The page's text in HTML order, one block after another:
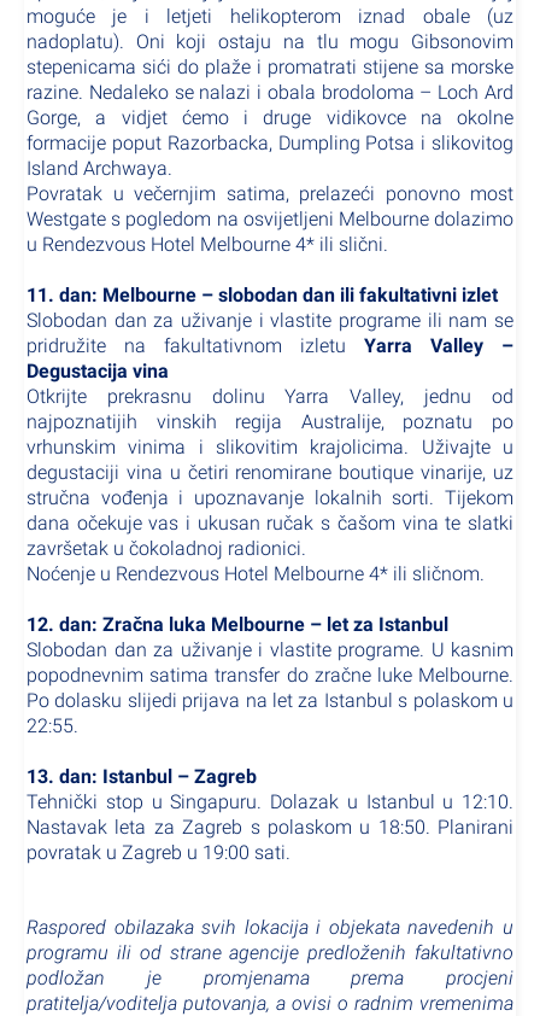
moguće je i letjeti helikopterom iznad obale (uz
nadoplatu). Oni koji ostaju na tlu mogu Gibsonovim
stepenicama sići do plaže i promatrati stijene sa morske
razine. Nedaleko se nalazi i obala brodoloma – Loch Ard
Gorge, a vidjet ćemo i druge vidikovce na okolne
formacije poput Razorbacka, Dumpling Potsa i slikovitog
Island Archwaya.
Povratak u večernjim satima, prelazeći ponovno most
Westgate s pogledom na osvijetljeni Melbourne dolazimo
u Rendezvous Hotel Melbourne 4* ili slični.
11. dan: Melbourne – slobodan dan ili fakultativni izlet
Slobodan dan za uživanje i vlastite programe ili nam se
pridružite na fakultativnom izletu Yarra Valley –
Degustacija vina
Otkrijte prekrasnu dolinu Yarra Valley, jednu od
najpoznatijih vinskih regija Australije, poznatu po
vrhunskim vinima i slikovitim krajolicima. Uživajte u
degustaciji vina u četiri renomirane boutique vinarije, uz
stručna vođenja i upoznavanje lokalnih sorti. Tijekom
dana očekuje vas i ukusan ručak s čašom vina te slatki
završetak u čokoladnoj radionici.
Noćenje u Rendezvous Hotel Melbourne 4* ili sličnom.
12. dan: Zračna luka Melbourne – let za Istanbul
Slobodan dan za uživanje i vlastite programe. U kasnim
popodnevnim satima transfer do zračne luke Melbourne.
Po dolasku slijedi prijava na let za Istanbul s polaskom u
22:55.
13. dan: Istanbul – Zagreb
Tehnički stop u Singapuru. Dolazak u Istanbul u 12:10.
Nastavak leta za Zagreb s polaskom u 18:50. Planirani
povratak u Zagreb u 19:00 sati.
Raspored obilazaka svih lokacija i objekata navedenih u
programu ili od strane agencije predloženih fakultativno
podložan je promjenama prema procjeni
pratitelja/voditelja putovanja, a ovisi o radnim vremenima